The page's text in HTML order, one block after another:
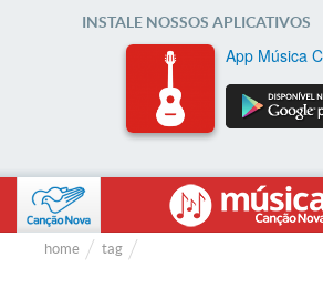
INSTALE NOSSOS APLICATIVOS
App Música
home tag